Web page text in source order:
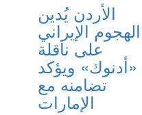
الأردن يُدين
الهجوم الإيراني
على ناقلة
«أدنوك» ويؤكد
تضامنه مع
الإمارات